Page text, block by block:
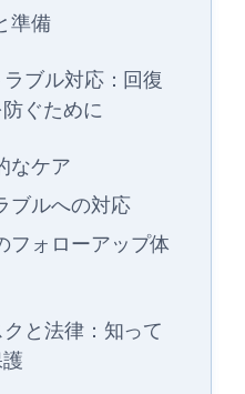
準備
ブル対応：回復
ぐために
なケア
ブルへの対応
フォローアップ体
と法律：知って